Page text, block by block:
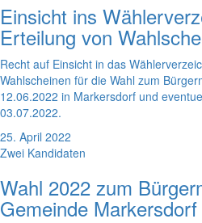
Einsicht ins
Erteilung von
Recht auf Einsicht in das
Wahlscheinen für die Wahl zum
12.06.2022 in Markersdorf und
03.07.2022.
25. April 2022
Zwei Kandidaten
Wahl 2022 zum
Gemeinde Markersdorf